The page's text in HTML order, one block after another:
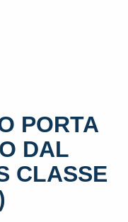
PORTA
DAL
CLASSE